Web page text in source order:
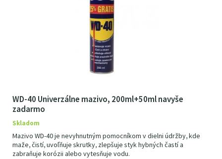
WD-40 Univerzálne mazivo, 200ml+50ml navyše
zadarmo
Mazivo WD-40 je nevyhnutným pomocníkom v dielni údržby, kde
maže, čistí, uvoľňuje skrutky, zlepšuje styk hybných častí a
zabraňuje korózii alebo vytesňuje vodu.
Skladom